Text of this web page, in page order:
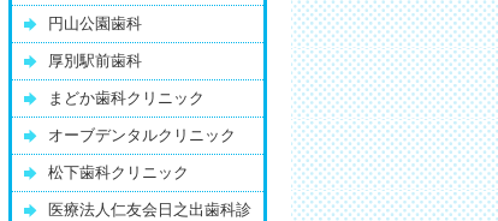
円山公園歯科
厚別駅前歯科
まどか歯科クリニック
オーブデンタルクリニック
松下歯科クリニック
医療法人仁友会日之出歯科診